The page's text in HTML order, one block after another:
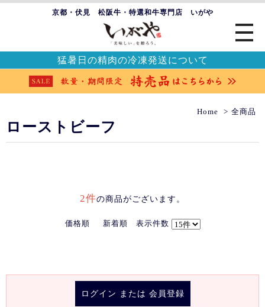
京都・伏見 松阪牛・特選和牛専門店 いがや
猛暑日の精肉の冷凍発送について
Home 全商品
ローストビーフ
2件の商品がございます。
価格順 新着順 表示件数
ログイン または 会員登録